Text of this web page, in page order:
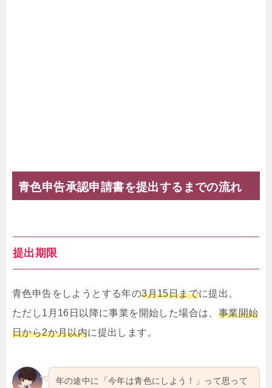
青色申告承認申請書を提出するまでの流れ
提出期限
青色申告をしようとする年の3月15日までに提出。
ただし1月16日以降に事業を開始した場合は、 事業開始
日から2か月以内に提出します。
年の途中に「今年は青色にしよう！」って思って